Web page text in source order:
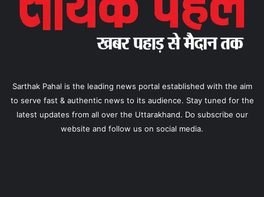
Sarthak Pahal is the leading news portal established with the aim
to serve fast & authentic news to its audience. Stay tuned for the
latest updates from all over the Uttarakhand. Do subscribe our
website and follow us on social media.